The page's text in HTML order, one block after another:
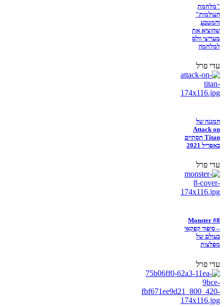
"מלחמת
העולמות"
והמטבע
שהוציא את
מעריצי וולס
למלחמה
עדי פרל
המנגה של
Attack on
Titan תסתיים
באפריל 2021
עדי פרל
Monster #8
– סיפור קפקאי
בעולם של
מפלצות
עדי פרל